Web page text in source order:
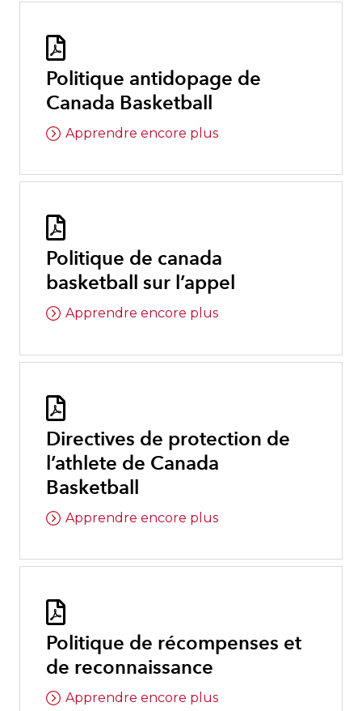

Politique antidopage de
Canada Basketball
Apprendre encore plus

Politique de canada
basketball sur l’appel
Apprendre encore plus

Directives de protection de
l’athlete de Canada
Basketball
Apprendre encore plus

Politique de récompenses et
de reconnaissance
Apprendre encore plus